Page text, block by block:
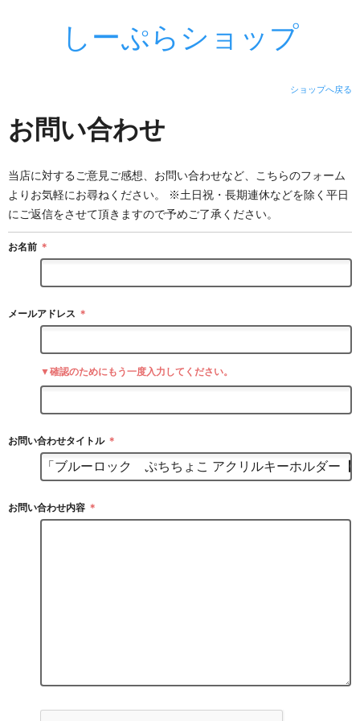
しーぷらショップ
ショップへ戻る
お問い合わせ
当店に対するご意見ご感想、お問い合わせなど、こちらのフォーム
よりお気軽にお尋ねください。 ※土日祝・長期連休などを除く平日
にご返信をさせて頂きますので予めご了承ください。
お名前 ＊
メールアドレス ＊
▼確認のためにもう一度入力してください。
お問い合わせタイトル ＊
お問い合わせ内容 ＊